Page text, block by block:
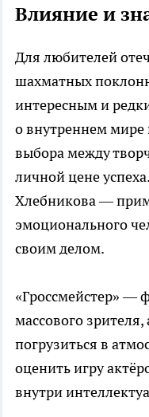
Влияние и
Для любителей
шахматных
интересным и
о внутреннем мире
выбора между
личной цене
Хлебникова —
эмоционального
своим делом.
«Гроссмейстер» —
массового зрителя,
погрузиться в
оценить игру
внутри